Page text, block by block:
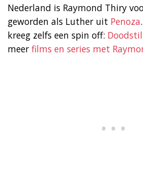
Nederland is Raymond Thiry
geworden als Luther uit Penoza
kreeg zelfs een spin off: Doodstil
meer films en series met